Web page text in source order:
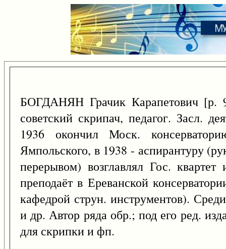
БОГДАНЯН Грачик Карапетович [р.
советский скрипач, педагог. Засл.
1936 окончил Моск.
Ямпольского, в 1938 - аспирантуру
перерывом) возглавлял Гос.
преподаёт в Ереванской
кафедрой струн. инструментов).
и др. Автор ряда обр.; под его ред.
для скрипки и фп.